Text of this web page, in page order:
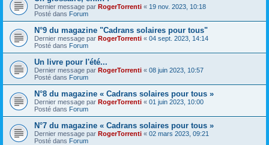
Dernier message par RogerTorrenti « 19 nov. 2023, 10:18
Posté dans Forum
N°9 du magazine "Cadrans solaires pour tous"
Dernier message par RogerTorrenti « 04 sept. 2023, 14:14
Posté dans Forum
Un livre pour l'été...
Dernier message par RogerTorrenti « 08 juin 2023, 10:57
Posté dans Forum
N°8 du magazine « Cadrans solaires pour tous »
Dernier message par RogerTorrenti « 01 juin 2023, 10:00
Posté dans Forum
N°7 du magazine « Cadrans solaires pour tous »
Dernier message par RogerTorrenti « 02 mars 2023, 09:21
Posté dans Forum